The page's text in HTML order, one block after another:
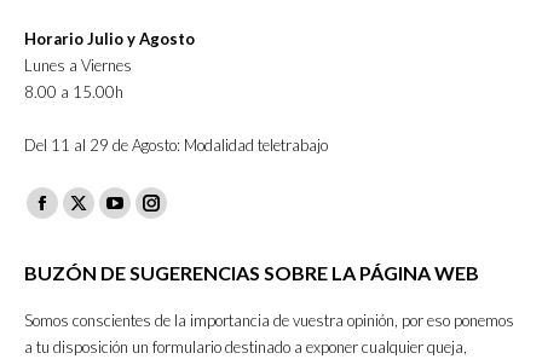
Horario Julio y Agosto
Lunes a Viernes
8.00 a 15.00h
Del 11 al 29 de Agosto: Modalidad teletrabajo
Facebook
opens
new
X
opens
new
YouTube
opens
new
Instagram
opens
in
new
BUZÓN DE SUGERENCIAS SOBRE LA PÁGINA WEB
Somos conscientes de la importancia de vuestra opinión, por eso ponemos
a tu disposición un formulario destinado a exponer cualquier queja,